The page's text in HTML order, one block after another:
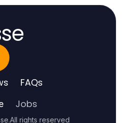
FAQs
Jobs
.All rights reserved